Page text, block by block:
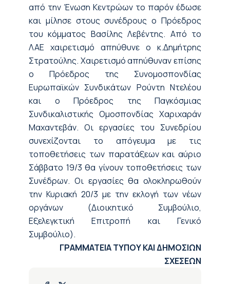
από την Ένωση Κεντρώων το παρόν έδωσε
και μίλησε στους συνέδρους ο Πρόεδρος
του κόμματος Βασίλης Λεβέντης. Από το
ΛΑΕ χαιρετισμό απηύθυνε ο κ.Δημήτρης
Στρατούλης. Χαιρετισμό απηύθυναν επίσης
ο Πρόεδρος της Συνομοσπονδίας
Ευρωπαϊκών Συνδικάτων Ρούντη Ντελέου
και ο Πρόεδρος της Παγκόσμιας
Συνδικαλιστικής Ομοσπονδίας Χαριχαράν
Μαχαντεβάν. Οι εργασίες του Συνεδρίου
συνεχίζονται το απόγευμα με τις
τοποθετήσεις των παρατάξεων και αύριο
Σάββατο 19/3 θα γίνουν τοποθετήσεις των
Συνέδρων. Οι εργασίες θα ολοκληρωθούν
την Κυριακή 20/3 με την εκλογή των νέων
οργάνων (Διοικητικό Συμβούλιο,
Εξελεγκτική Επιτροπή και Γενικό
Συμβούλιο).
ΓΡΑΜΜΑΤΕΙΑ ΤΥΠΟΥ ΚΑΙ ΔΗΜΟΣΙΩΝ
ΣΧΕΣΕΩΝ